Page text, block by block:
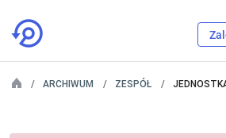
ARCHIWUM ZESPÓŁ